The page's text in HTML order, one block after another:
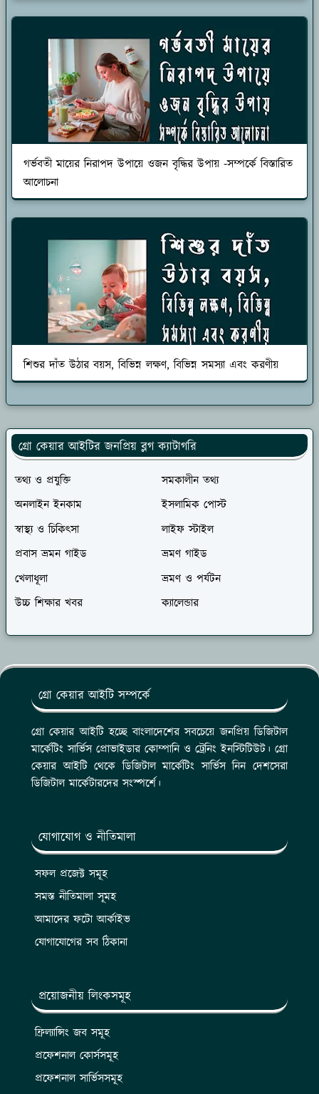
গর্ভবতী মায়ের নিরাপদ উপায়ে ওজন বৃদ্ধির উপায় -সম্পর্কে বিস্তারিত
আলোচনা
শিশুর দাঁত উঠার বয়স, বিভিন্ন লক্ষণ, বিভিন্ন সমস্যা এবং করণীয়
গ্রো কেয়ার আইটির জনপ্রিয় ব্লগ ক্যাটাগরি
তথ্য ও প্রযুক্তি
সমকালীন তথ্য
অনলাইন ইনকাম
ইসলামিক পোস্ট
স্বাস্থ্য ও চিকিৎসা
লাইফ স্টাইল
প্রবাস ভ্রমন গাইড
ভ্রমণ গাইড
খেলাধূলা
ভ্রমণ ও পর্যটন
উচ্চ শিক্ষার খবর
ক্যালেন্ডার
গ্রো কেয়ার আইটি সম্পর্কে
গ্রো কেয়ার আইটি হচ্ছে বাংলাদেশের সবচেয়ে জনপ্রিয় ডিজিটাল
মার্কেটিং সার্ভিস প্রোভাইডার কোম্পানি ও ট্রেনিং ইনস্টিটিউট। গ্রো
কেয়ার আইটি থেকে ডিজিটাল মার্কেটিং সার্ভিস নিন দেশসেরা
ডিজিটাল মার্কেটারদের সংস্পর্শে।
যোগাযোগ ও নীতিমালা
সফল প্রজেক্ট সমূহ
সমস্ত নীতিমালা সূমহ
আমাদের ফটো আর্কাইভ
যোগাযোগের সব ঠিকানা
প্রয়োজনীয় লিংকসমূহ
ফ্রিল্যান্সিং জব সমূহ
প্রফেশনাল কোর্সসমূহ
প্রফেশনাল সার্ভিসসমূহ